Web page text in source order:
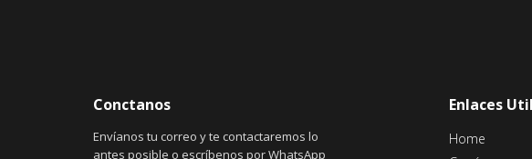
Conctanos
Envíanos tu correo y te contactaremos lo
antes posible o escríbenos por WhatsApp
Enlaces
Home